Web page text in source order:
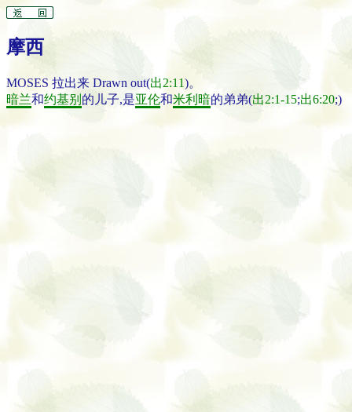
摩西
MOSES 拉出来 Drawn out(出2:11)。
暗兰和约基别 的儿子,是亚伦和米利暗的弟弟(出2:1-15;出6:20;)